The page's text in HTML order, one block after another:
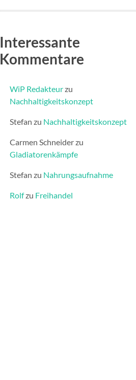
Interessante
Kommentare
WiP Redakteurzu
Nachhaltigkeitskonzept
Stefan zu Nachhaltigkeitskonzept
Carmen Schneiderzu
Gladiatorenkämpfe
Stefan zu Nahrungsaufnahme
Rolfzu Freihandel